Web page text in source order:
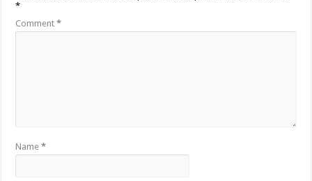
*
Comment*
Name*